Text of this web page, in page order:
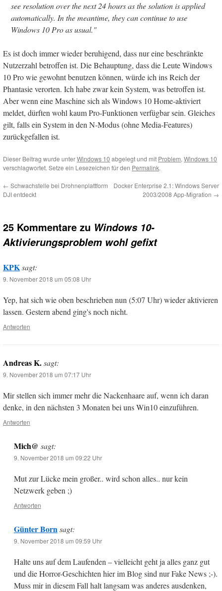
see resolution over the next 24 hours as the solution is applied
automatically. In the meantime, they can continue to use
Windows 10 Pro as usual."
Es ist doch immer wieder beruhigend, dass nur eine beschränkte
Nutzerzahl betroffen ist. Die Behauptung, dass die Leute Windows
10 Pro wie gewohnt benutzen können, würde ich ins Reich der
Phantasie verorten. Ich habe zwar kein System, was betroffen ist.
Aber wenn eine Maschine sich als Windows 10 Home-aktiviert
meldet, dürften wohl kaum Pro-Funktionen verfügbar sein. Gleiches
gilt, falls ein System in den N-Modus (ohne Media-Features)
zurückgefallen ist.
Dieser Beitrag wurde unterWindows 10 abgelegt und mit Problem, Windows 10
verschlagwortet. Setze ein Lesezeichen für den Permalink.
← Schwachstelle bei Drohnenplattform
DJI entdeckt
Docker Enterprise 2.1: Windows Server
2003/2008 App-Migration →
25 Kommentare zu Windows 10-
Aktivierungsproblem wohl gefixt
KPKsagt:
9. November 2018 um 05:08 Uhr
Yep, hat sich wie oben beschrieben nun (5:07 Uhr) wieder aktivieren
lassen. Gestern abend ging's noch nicht.
Antworten
Andreas K.sagt:
9. November 2018 um 07:17 Uhr
Mir stellen sich immer mehr die Nackenhaare auf, wenn ich daran
denke, in den nächsten 3 Monaten bei uns Win10 einzuführen.
Antworten
Mich@ sagt:
9. November 2018 um 09:22 Uhr
Mut zur Lücke mein großer.. wird schon alles.. nur kein
Netzwerk geben ;)
Antworten
Günter Born sagt:
9. November 2018 um 09:59 Uhr
Halte uns auf dem Laufenden – vielleicht geht ja alles ganz gut
und die Horror-Geschichten hier im Blog sind nur Fake News ;-).
Muss mir in diesem Fall halt langsam was anderes ausdenken,